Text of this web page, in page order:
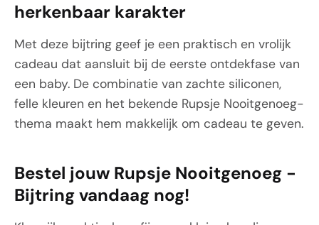
herkenbaar karakter
Met deze bijtring geef je een praktisch en vrolijk
cadeau dat aansluit bij de eerste ontdekfase van
een baby. De combinatie van zachte siliconen,
felle kleuren en het bekende Rupsje Nooitgenoeg-
thema maakt hem makkelijk om cadeau te geven.
Bestel jouw Rupsje Nooitgenoeg -
Bijtring vandaag nog!